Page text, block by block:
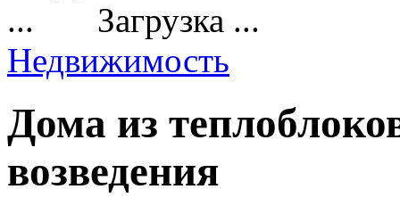
Загрузка ...
Недвижимость
Дома из
возведения